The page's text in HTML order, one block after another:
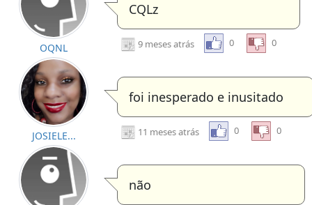
OQNL
CQLz
9 meses atrás 0 0
JOSIELE...
foi inesperado e inusitado
11 meses atrás 0 0
não